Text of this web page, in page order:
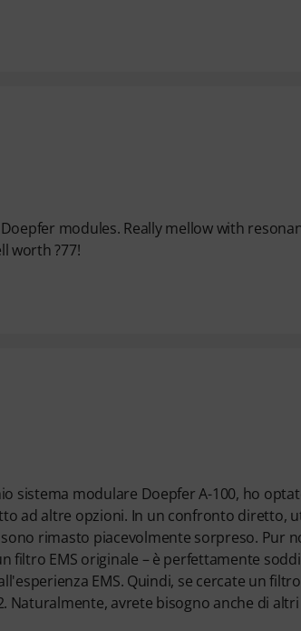
modules. Really mellow with
worth ?77!
sistema modulare Doepfer A-100, ho
ad altre opzioni. In un confronto diretto,
rimasto piacevolmente sorpreso. Pur
EMS originale – è perfettamente
EMS. Quindi, se cercate un
Naturalmente, avrete bisogno anche di